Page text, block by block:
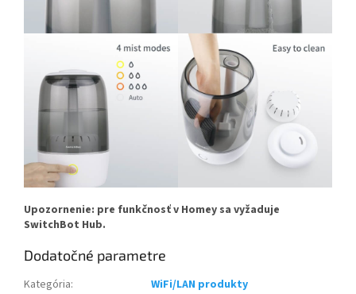
Upozornenie: pre funkčnosť v Homey sa vyžaduje
SwitchBot Hub.
Dodatočné parametre
Kategória:
WiFi/LAN produkty